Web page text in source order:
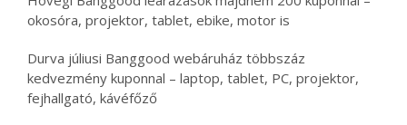
okosóra, projektor, tablet, ebike, motor is
Durva júliusi Banggood webáruház többszáz
kedvezmény kuponnal – laptop, tablet, PC, projektor,
fejhallgató, kávéfőző